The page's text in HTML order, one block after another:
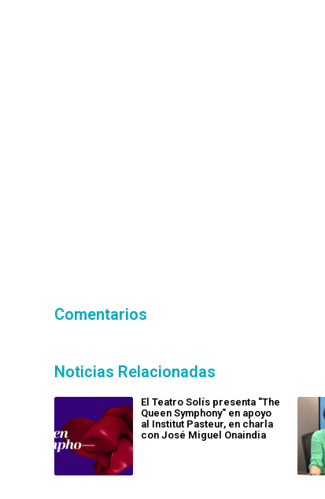
Comentarios
Noticias Relacionadas
El Teatro Solís presenta "The
Queen Symphony" en apoyo
al Institut Pasteur, en charla
con José Miguel Onaindia